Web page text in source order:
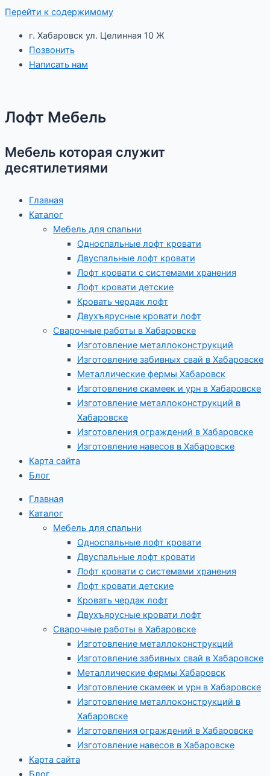
Перейти к содержимому
г. Хабаровск ул. Целинная 10 Ж
Позвонить
Написать нам
Лофт Мебель
Мебель которая служит
десятилетиями
Главная
Каталог
Мебель для спальни
Односпальные лофт кровати
Двуспальные лофт кровати
Лофт кровати с системами хранения
Лофт кровати детские
Кровать чердак лофт
Двухъярусные кровати лофт
Сварочные работы в Хабаровске
Изготовление металлоконструкций
Изготовление забивных свай в Хабаровске
Металлические фермы Хабаровск
Изготовление скамеек и урн в Хабаровске
Изготовление металлоконструкций в
Хабаровске
Изготовления ограждений в Хабаровске
Изготовление навесов в Хабаровске
Карта сайта
Блог
Главная
Каталог
Мебель для спальни
Односпальные лофт кровати
Двуспальные лофт кровати
Лофт кровати с системами хранения
Лофт кровати детские
Кровать чердак лофт
Двухъярусные кровати лофт
Сварочные работы в Хабаровске
Изготовление металлоконструкций
Изготовление забивных свай в Хабаровске
Металлические фермы Хабаровск
Изготовление скамеек и урн в Хабаровске
Изготовление металлоконструкций в
Хабаровске
Изготовления ограждений в Хабаровске
Изготовление навесов в Хабаровске
Карта сайта